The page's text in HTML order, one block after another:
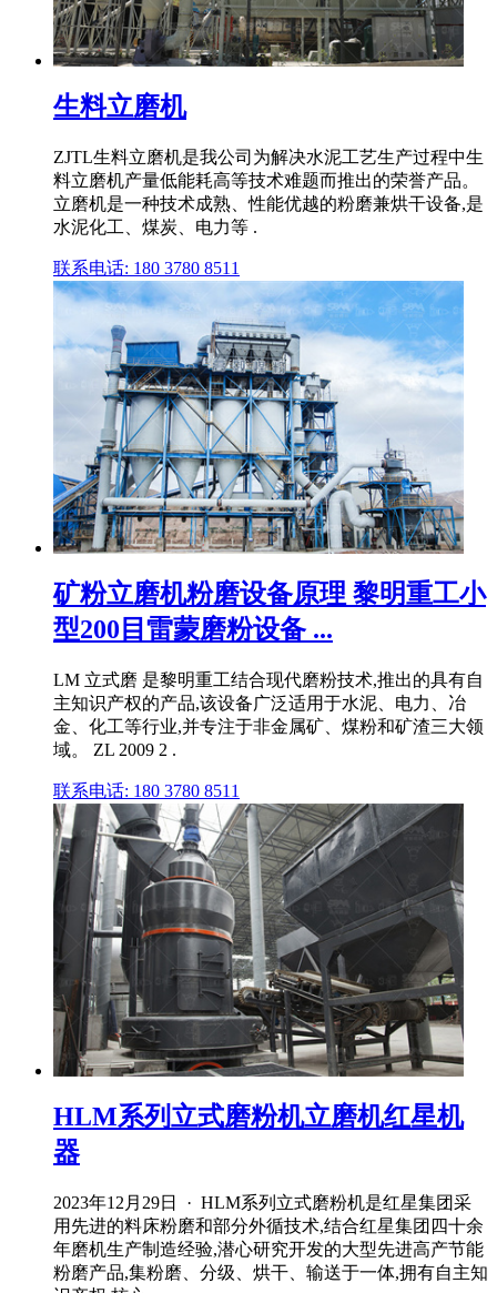
生料立磨机
ZJTL生料立磨机是我公司为解决水泥工艺生产过程中生
料立磨机产量低能耗高等技术难题而推出的荣誉产品。
立磨机是一种技术成熟、性能优越的粉磨兼烘干设备,是
水泥化工、煤炭、电力等 .
联系电话: 180 3780 8511
矿粉立磨机粉磨设备原理 黎明重工小
型200目雷蒙磨粉设备 ...
LM 立式磨 是黎明重工结合现代磨粉技术,推出的具有自
主知识产权的产品,该设备广泛适用于水泥、电力、冶
金、化工等行业,并专注于非金属矿、煤粉和矿渣三大领
域。 ZL 2009 2 .
联系电话: 180 3780 8511
HLM系列立式磨粉机立磨机红星机
器
2023年12月29日 · HLM系列立式磨粉机是红星集团采
用先进的料床粉磨和部分外循技术,结合红星集团四十余
年磨机生产制造经验,潜心研究开发的大型先进高产节能
粉磨产品,集粉磨、分级、烘干、输送于一体,拥有自主知